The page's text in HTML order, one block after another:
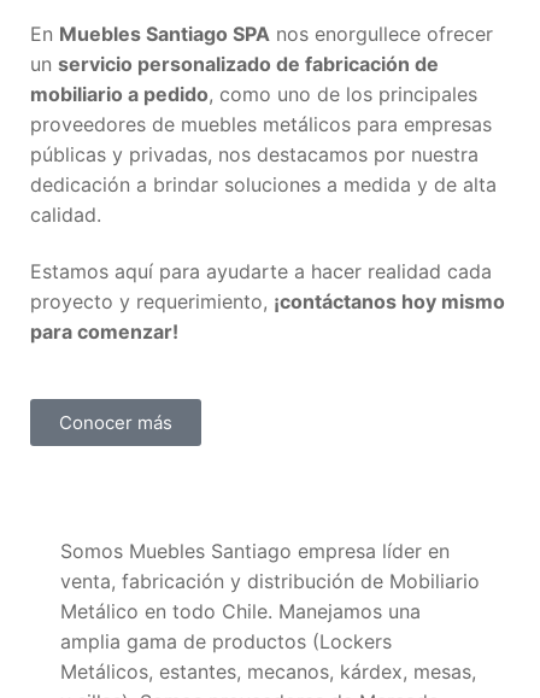
En Muebles Santiago SPA nos enorgullece ofrecer
un servicio personalizado de fabricación de
mobiliario a pedido, como uno de los principales
proveedores de muebles metálicos para empresas
públicas y privadas, nos destacamos por nuestra
dedicación a brindar soluciones a medida y de alta
calidad.
Estamos aquí para ayudarte a hacer realidad cada
proyecto y requerimiento, ¡contáctanos hoy mismo
para comenzar!
Conocer más
Somos Muebles Santiago empresa líder en
venta, fabricación y distribución de Mobiliario
Metálico en todo Chile. Manejamos una
amplia gama de productos (Lockers
Metálicos, estantes, mecanos, kárdex, mesas,